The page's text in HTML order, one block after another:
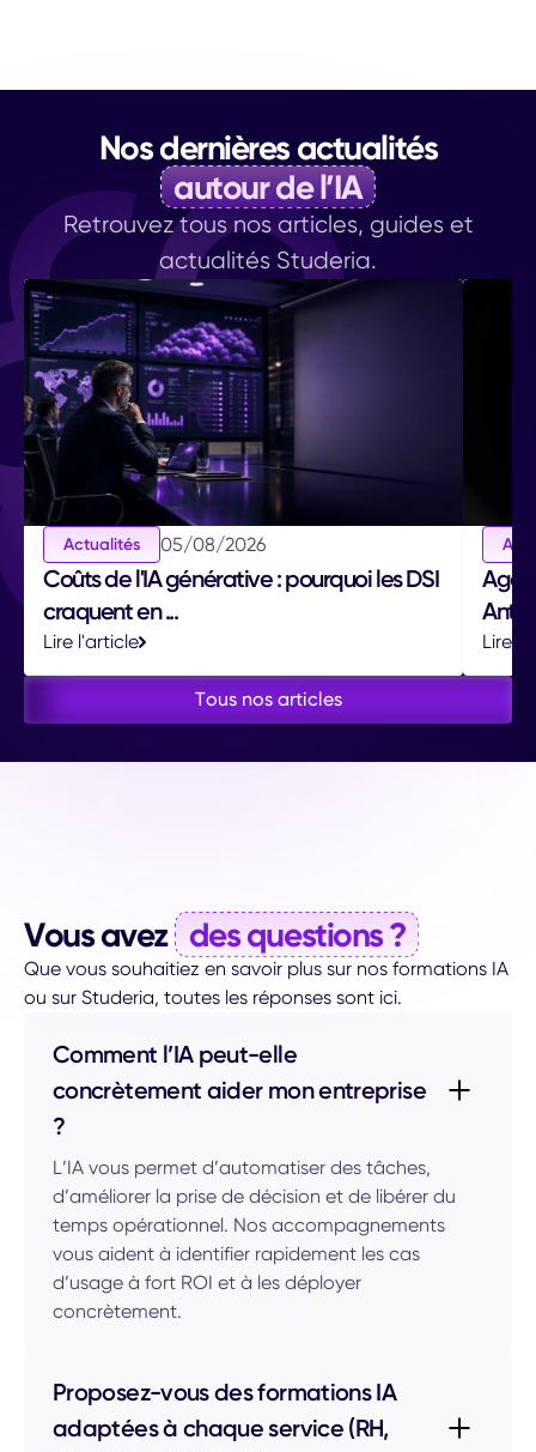
Nos dernières actualités
autour de l’IA
Retrouvez tous nos articles, guides et
actualités Studeria.
Actualités 05/08/2026
Coûts de l'IA générative : pourquoi les DSI
craquent en ...
Lire l'article Lire
Tous nos articles
Vous avez des questions ?
Que vous souhaitiez en savoir plus sur nos formations IA
ou sur Studeria, toutes les réponses sont ici.
Comment l’IA peut-elle
concrètement aider mon entreprise
?
L’IA vous permet d’automatiser des tâches,
d’améliorer la prise de décision et de libérer du
temps opérationnel. Nos accompagnements
vous aident à identifier rapidement les cas
d’usage à fort ROI et à les déployer
concrètement.
Proposez-vous des formations IA
adaptées à chaque service (RH,